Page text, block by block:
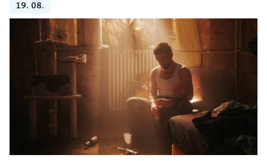
JAK VÍLA MODROVLÁSKA SPLNILA
19. 08.